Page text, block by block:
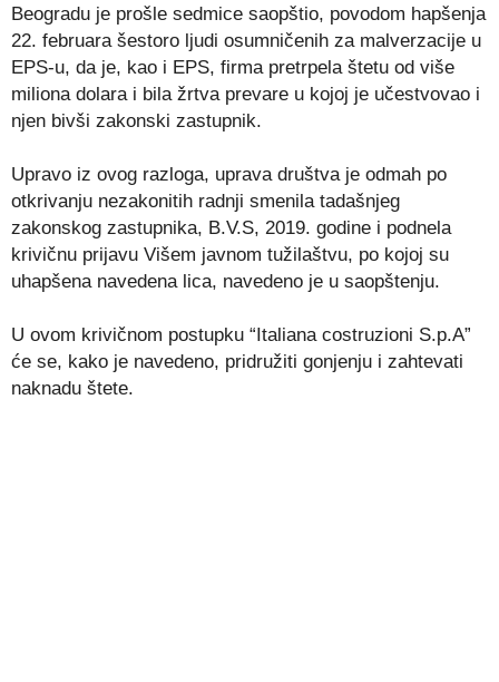
Beogradu je prošle sedmice saopštio, povodom hapšenja
22. februara šestoro ljudi osumničenih za malverzacije u
EPS-u, da je, kao i EPS, firma pretrpela štetu od više
miliona dolara i bila žrtva prevare u kojoj je učestvovao i
njen bivši zakonski zastupnik.
Upravo iz ovog razloga, uprava društva je odmah po
otkrivanju nezakonitih radnji smenila tadašnjeg
zakonskog zastupnika, B.V.S, 2019. godine i podnela
krivičnu prijavu Višem javnom tužilaštvu, po kojoj su
uhapšena navedena lica, navedeno je u saopštenju.
U ovom krivičnom postupku “Italiana costruzioni S.p.A”
će se, kako je navedeno, pridružiti gonjenju i zahtevati
naknadu štete.